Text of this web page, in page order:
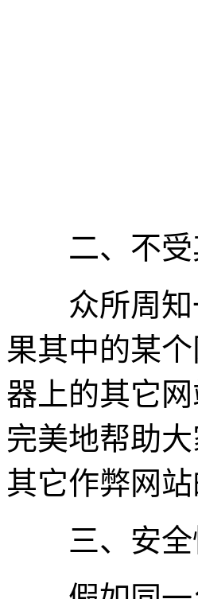
二、不受
众所周知
果其中的某
器上的其它
完美地帮助
其它作弊网站
三、安全